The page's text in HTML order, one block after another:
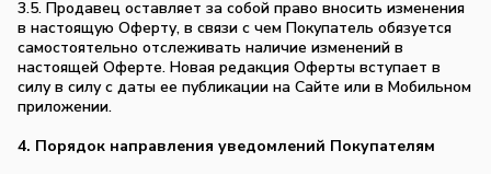
3.5. Продавец оставляет за собой право вносить изменения
в настоящую Оферту, в связи с чем Покупатель обязуется
самостоятельно отслеживать наличие изменений в
настоящей Оферте. Новая редакция Оферты вступает в
силу в силу с даты ее публикации на Сайте или в Мобильном
приложении.
4. Порядок направления уведомлений Покупателям